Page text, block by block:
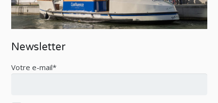
Newsletter
Votre e-mail*